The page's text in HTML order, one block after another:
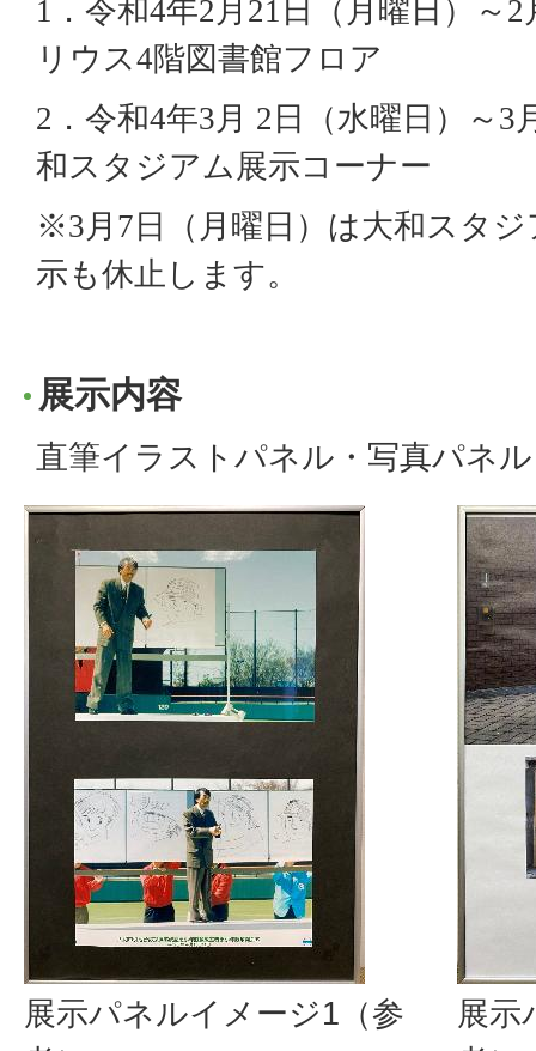
1．令和4年2月21日（月曜日）～
リウス4階図書館フロア
2．令和4年3月 2日（水曜日）～3
和スタジアム展示コーナー
※3月7日（月曜日）は大和スタ
示も休止します。
展示内容
直筆イラストパネル・写真パネ
展示パネルイメージ1（参
展示